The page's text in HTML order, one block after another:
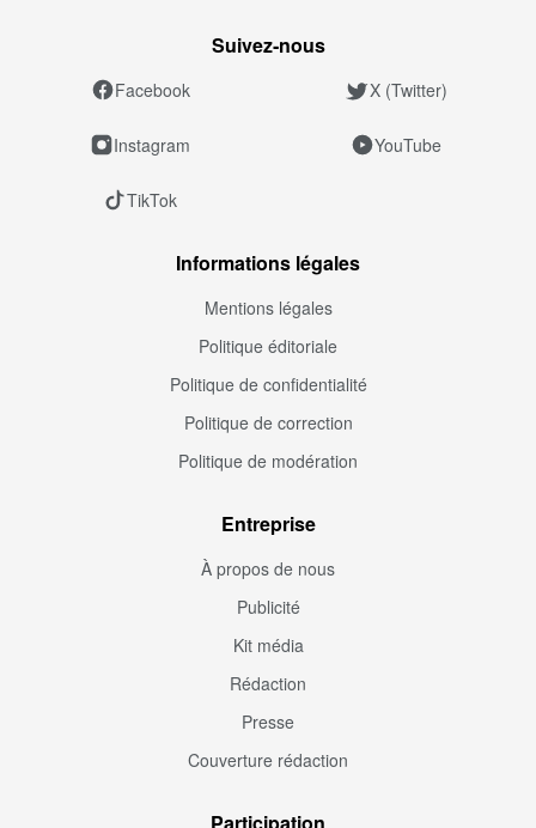
Suivez‑nous
Facebook X (Twitter)
Instagram YouTube
TikTok
Informations légales
Mentions légales
Politique éditoriale
Politique de confidentialité
Politique de correction
Politique de modération
Entreprise
À propos de nous
Publicité
Kit média
Rédaction
Presse
Couverture rédaction